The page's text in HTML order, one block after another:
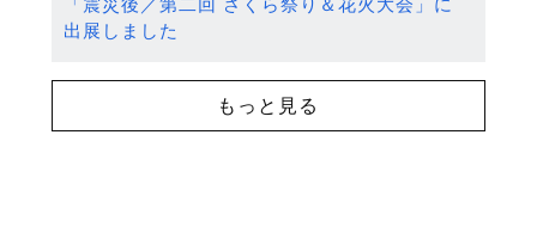
「震災後／第二回 さくら祭り＆花火大会」に
出展しました
もっと見る